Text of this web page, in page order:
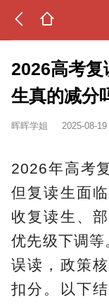
2026高考复
生真的减分
晖晖学姐 2025-08-
2026年高考
但复读生面
收复读生、
优先级下调等
误读，政策
扣分。以下